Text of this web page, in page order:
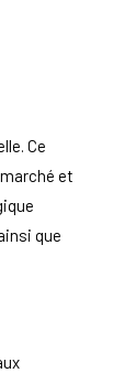
Ce
et
que